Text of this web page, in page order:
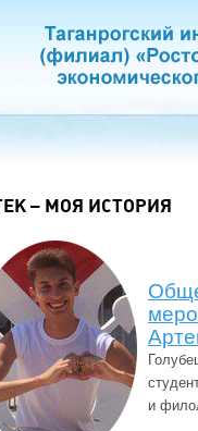
– МОЯ ИСТОРИЯ
и